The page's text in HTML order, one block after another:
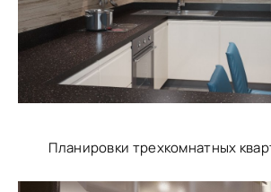
Планировки трехкомнатных